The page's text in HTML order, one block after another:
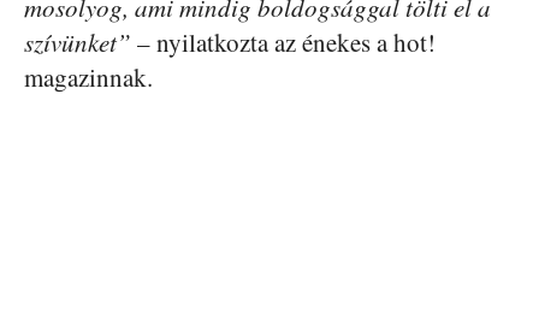
mosolyog, ami mindig boldogsággal tölti el a
szívünket” – nyilatkozta az énekes a hot!
magazinnak.